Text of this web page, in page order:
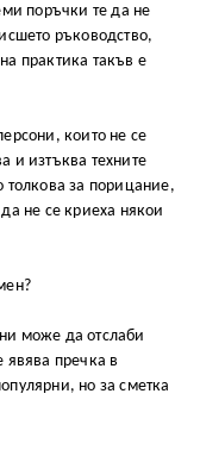
поръчки те да не
ръководство,
практика такъв е
които не се
и изтъква техните
за порицание,
не се криеха някои
може да отслаби
явява пречка в
но за сметка